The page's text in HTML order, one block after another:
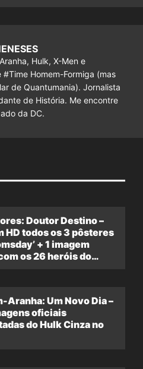
Hulk, X-Men e
#Time Homem-Formiga (mas
de Quantumania). Jornalista
de História. Me encontre
da DC.
Doutor Destino –
HD todos os 3 pôsteres
+ 1 imagem
os 26 heróis do
Aranha: Um Novo Dia –
oficiais
do Hulk Cinza no